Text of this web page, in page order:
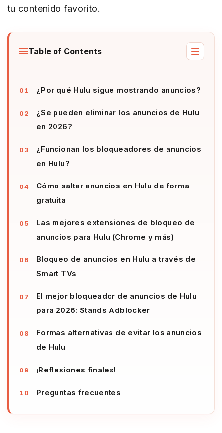
tu contenido favorito.
Table of Contents
¿Por qué Hulu sigue mostrando anuncios?
¿Se pueden eliminar los anuncios de Hulu
en 2026?
¿Funcionan los bloqueadores de anuncios
en Hulu?
Cómo saltar anuncios en Hulu de forma
gratuita
Las mejores extensiones de bloqueo de
anuncios para Hulu (Chrome y más)
Bloqueo de anuncios en Hulu a través de
Smart TVs
El mejor bloqueador de anuncios de Hulu
para 2026: Stands Adblocker
Formas alternativas de evitar los anuncios
de Hulu
¡Reflexiones finales!
Preguntas frecuentes